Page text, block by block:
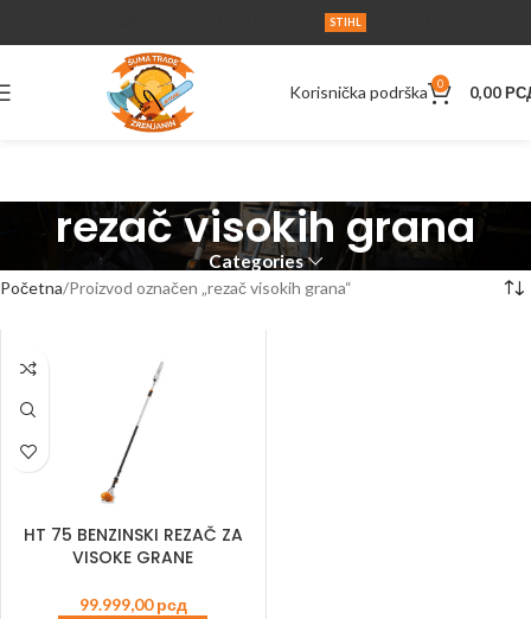
STIHL
Korisnička podrška 0 0,00
rezač visokih grana
Categories
Početna Proizvod označen „rezač visokih grana“
HT 75 BENZINSKI REZAČ ZA
VISOKE GRANE
99.999,00рсд